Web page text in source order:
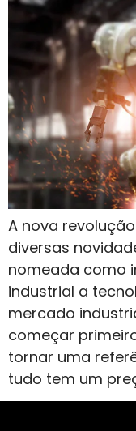
A nova
diversas
nomeada como
industrial a
mercado
começar
tornar uma
tudo tem um